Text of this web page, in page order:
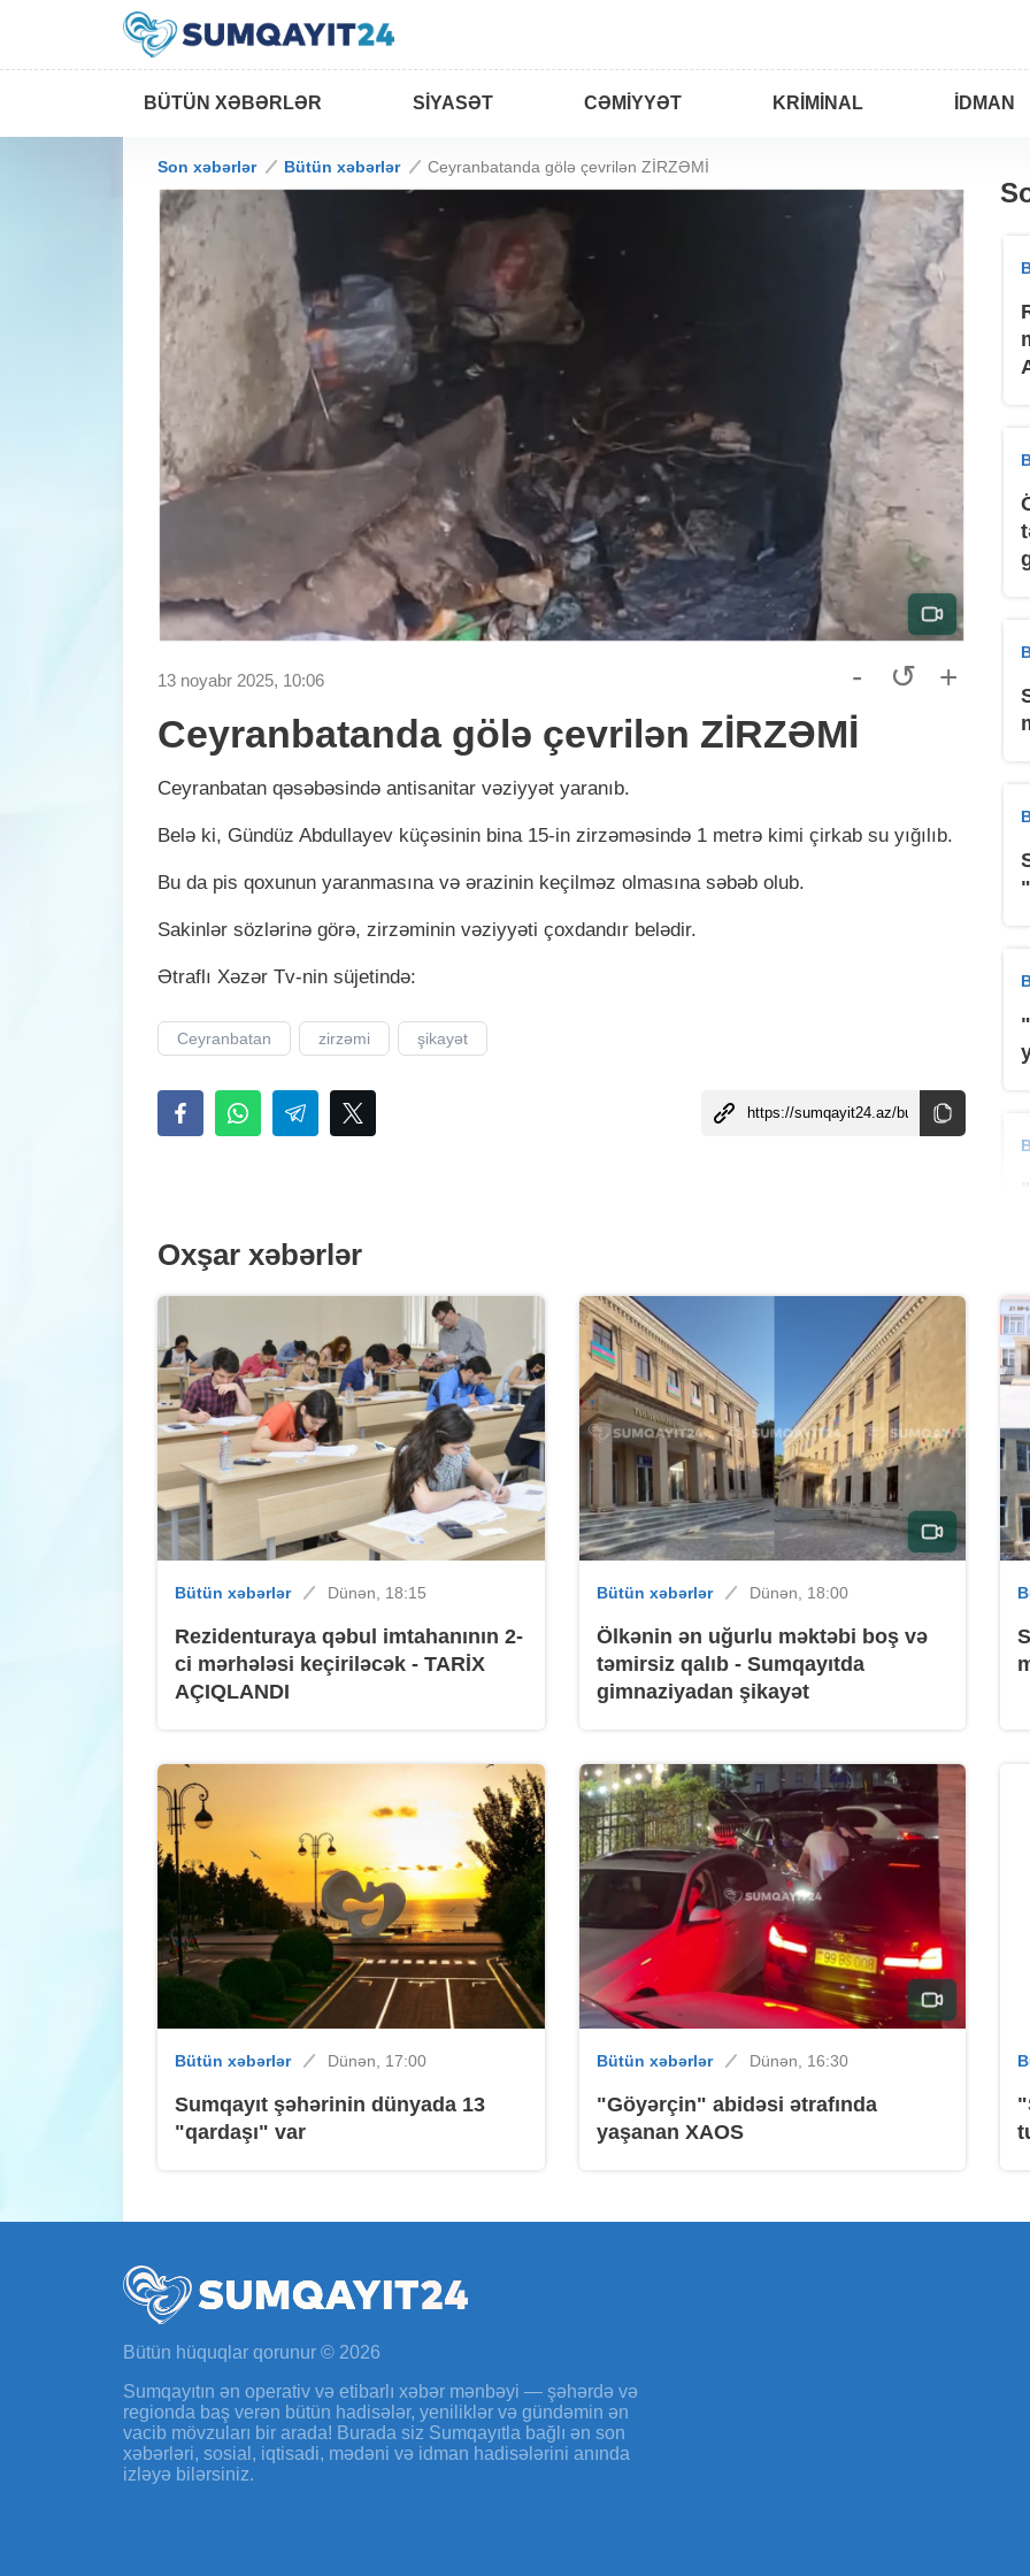
BÜTÜN XƏBƏRLƏR SIYASƏT CƏMIYYƏT KRIMINAL İDMAN
Son xəbərlər Bütün xəbərlər Ceyranbatanda gölə çevrilən ZİRZƏMİ
13 noyabr 2025, 10:06 - ↺ +
Ceyranbatanda gölə çevrilən ZİRZƏMİ
Ceyranbatan qəsəbəsində antisanitar vəziyyət yaranıb.
Belə ki, Gündüz Abdullayev küçəsinin bina 15-in zirzəməsində 1 metrə kimi çirkab su yığılıb.
Bu da pis qoxunun yaranmasına və ərazinin keçilməz olmasına səbəb olub.
Sakinlər sözlərinə görə, zirzəminin vəziyyəti çoxdandır belədir.
Ətraflı Xəzər Tv-nin süjetində:
Ceyranbatan zirzəmi şikayət
Oxşar xəbərlər
Bütün xəbərlər Dünən, 18:15
Rezidenturaya qəbul imtahanının 2-
ci mərhələsi keçiriləcək - TARİX
AÇIQLANDI
Bütün xəbərlər Dünən, 18:00
Ölkənin ən uğurlu məktəbi boş və
təmirsiz qalıb - Sumqayıtda
gimnaziyadan şikayət
Bütün xəbərlər Dünən, 17:00
Sumqayıt şəhərinin dünyada 13
"qardaşı" var
Bütün xəbərlər Dünən, 16:30
"Göyərçin" abidəsi ətrafında
yaşanan XAOS
Bütün hüquqlar qorunur © 2026
Sumqayıtın ən operativ və etibarlı xəbər mənbəyi — şəhərdə və
regionda baş verən bütün hadisələr, yeniliklər və gündəmin ən
vacib mövzuları bir arada! Burada siz Sumqayıtla bağlı ən son
xəbərləri, sosial, iqtisadi, mədəni və idman hadisələrini anında
izləyə bilərsiniz.